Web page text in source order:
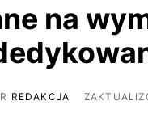
na
REDAKCJA